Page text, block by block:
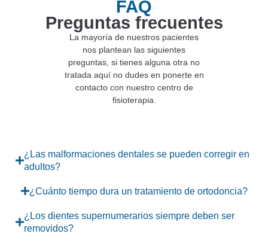
FAQ
Preguntas frecuentes
La mayoría de nuestros pacientes
nos plantean las siguientes
preguntas, si tienes alguna otra no
tratada aquí no dudes en ponerte en
contacto con nuestro centro de
fisioterapia.
¿Las malformaciones dentales se pueden corregir en
adultos?
¿Cuánto tiempo dura un tratamiento de ortodoncia?
¿Los dientes supernumerarios siempre deben ser
removidos?